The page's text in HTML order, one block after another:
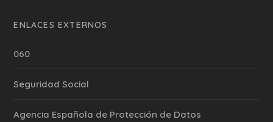
ENLACES EXTERNOS
060
Seguridad Social
Agencia Española de Protección de Datos